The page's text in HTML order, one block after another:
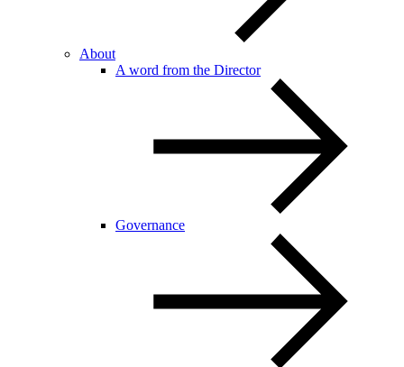
About
A word from the Director
Governance